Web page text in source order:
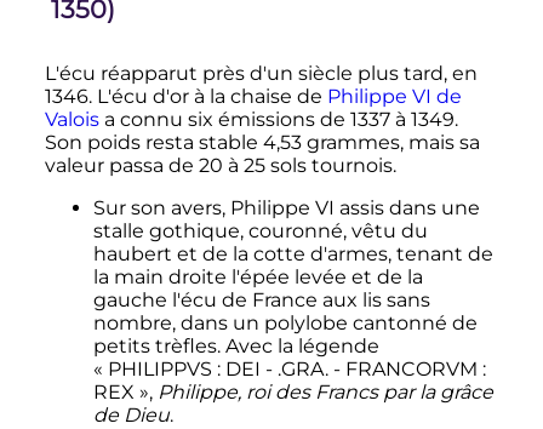
1350)
L'écu réapparut près d'un siècle plus tard, en
1346. L'écu d'or à la chaise de Philippe VI de
Valoisa connu six émissions de 1337 à 1349.
Son poids resta stable 4,53 grammes, mais sa
valeur passa de 20 à 25 solstournois.
Sur son avers, Philippe VI assis dans une
stalle gothique, couronné, vêtu du
haubert et de la cotte d'armes, tenant de
la main droite l'épée levée et de la
gauche l'écu de France aux lis sans
nombre, dans un polylobe cantonné de
petits trèfles. Avec la légende
« PHILIPPVS : DEI - .GRA. - FRANCORVM :
REX », Philippe, roi des Francs par la grâce
de Dieu.